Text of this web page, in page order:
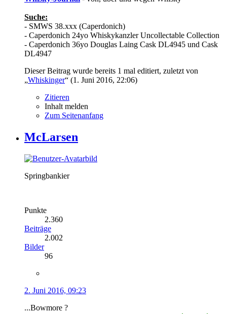
Suche:
- SMWS 38.xxx (Caperdonich)
- Caperdonich 24yo Whiskykanzler Uncollectable Collection
- Caperdonich 36yo Douglas Laing Cask DL4945 und Cask
DL4947
Dieser Beitrag wurde bereits 1 mal editiert, zuletzt von
„Whiskinger“ (1. Juni 2016, 22:06)
Zitieren
Inhalt melden
Zum Seitenanfang
McLarsen
Springbankier
Punkte
2.360
Beiträge
2.002
Bilder
96
2. Juni 2016, 09:23
...Bowmore ?